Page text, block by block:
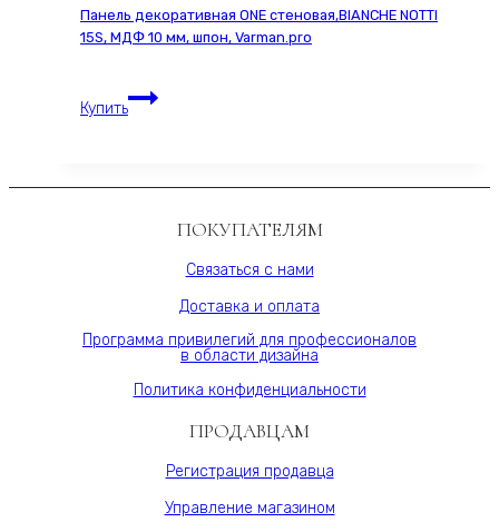
МДФ
10
серия
ONE,
Панель декоративная ONE стеновая,BIANCHE NOTTI
15S, МДФ 10 мм, шпон, Varman.pro
Купить
Панель
декоративная
NOTTI
Varman.pro
ПОКУПАТЕЛЯМ
Связаться с нами
Доставка и оплата
Программа привилегий для профессионалов
в области дизайна
Политика конфиденциальности
ПРОДАВЦАМ
Регистрация продавца
Управление магазином